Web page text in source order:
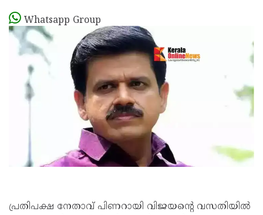
Whatsapp Group
പ്രതിപക്ഷ നേതാവ് പിണറായി വിജയന്റെ വസതിയിൽ